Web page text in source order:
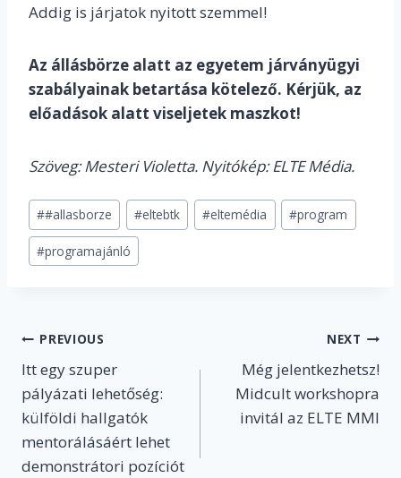
Addig is járjatok nyitott szemmel!
Az állásbörze alatt az egyetem járványügyi
szabályainak betartása kötelező. Kérjük, az
előadások alatt viseljetek maszkot!
Szöveg: Mesteri Violetta. Nyitókép: ELTE Média.
Post
Tags:
##allasborze #eltebtk #eltemédia #program
#programajánló
Post
navigation
PREVIOUS
Itt egy szuper
pályázati lehetőség:
külföldi hallgatók
mentorálásáért lehet
demonstrátori pozíciót
NEXT
Még jelentkezhetsz!
Midcult workshopra
invitál az ELTE MMI